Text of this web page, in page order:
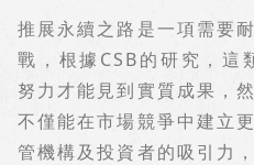
推展永續之路是一項需要
戰，根據 CSB的研究，這
努力才能見到實質成果，
不僅能在市場競爭中建立
管機構及投資者的吸引力